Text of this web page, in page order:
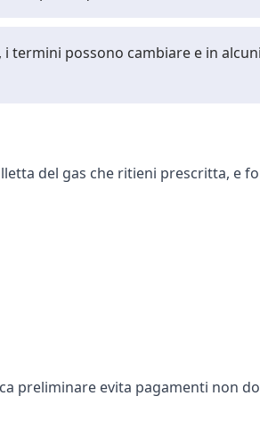
termini possono cambiare e in
del gas che ritieni prescritta, e
preliminare evita pagamenti non